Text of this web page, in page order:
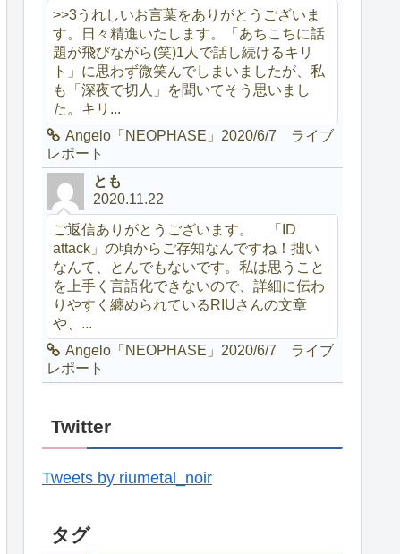
>>3うれしいお言葉をありがとうございま
す。日々精進いたします。「あちこちに話
題が飛びながら(笑)1人で話し続けるキリ
ト」に思わず微笑んでしまいましたが、私
も「深夜で切人」を聞いてそう思いまし
た。キリ...
Angelo「NEOPHASE」2020/6/7 ライブ
レポート
とも
2020.11.22
ご返信ありがとうございます。 「ID
attack」の頃からご存知なんですね！拙い
なんて、とんでもないです。私は思うこと
を上手く言語化できないので、詳細に伝わ
りやすく纏められているRIUさんの文章
や、...
Angelo「NEOPHASE」2020/6/7 ライブ
レポート
Twitter
Tweets by riumetal_noir
タグ